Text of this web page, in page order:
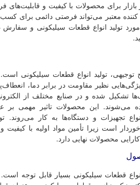
کیفیت و قابلیت‌های فراوان، وارد شدن
فرصتی دائمی برای کسب درآمد ایجاد کند.
سیلیکونی و سفارش طرح توجیهی، تا
قطعات سیلیکونی است. این قطعات، از
برابر دما، انعطاف‌پذیری، عایق‌بندی
مختلف از الکترونیک و پزشکی تا
تاثیر مهمی بر عملکرد و کیفیت
به کار می‌روند. تولید این قطعات
اولیه با کیفیت و توانایی تولید به
دارد.
بسیار قابل توجه است. با توجه به رشد